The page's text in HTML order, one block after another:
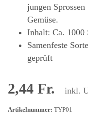
jungen
Gemüse.
Inhalt: Ca. 1000
Samenfeste
geprüft
2,44 Fr. inkl.
Artikelnummer: TYP01